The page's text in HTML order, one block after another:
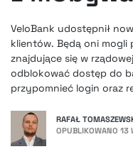
FINTEK EXTRA
OKIEM EKSPERTA
VeloBank udostępnił
klientów. Będą oni mogli
znajdujące się w
odblokować dostęp do
przypomnieć login oraz
RAFAŁ
OPUBLIKOWANO 13